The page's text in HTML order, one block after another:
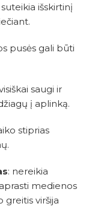
suteikia išskirtinį
pusės gali būti
saugi ir
į aplinką.
stiprias
: nereikia
medienos
viršija